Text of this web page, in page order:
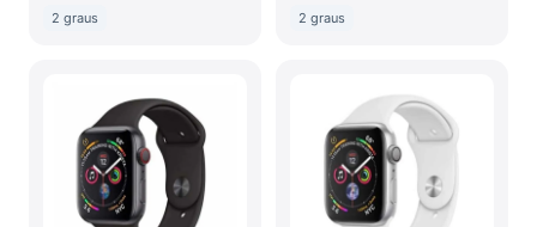
2 graus 2 graus